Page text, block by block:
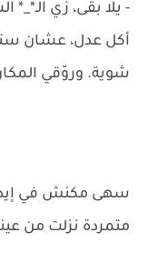
- يلا بقى، زي
أكل عدل، عشان
شوية. وروّقي
سهى مكنش في
متمردة نزلت من